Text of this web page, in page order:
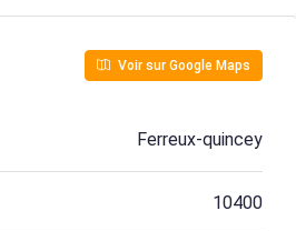
Voir sur Google Maps
Ferreux-quincey
10400